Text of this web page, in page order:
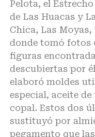
Pelota, el
de Las Huacas y
Chica, Las
donde tomó fotos
figuras
descubiertas por
elaboró moldes
especial, aceite
copal. Estos dos
sustituyó por
pegamento que